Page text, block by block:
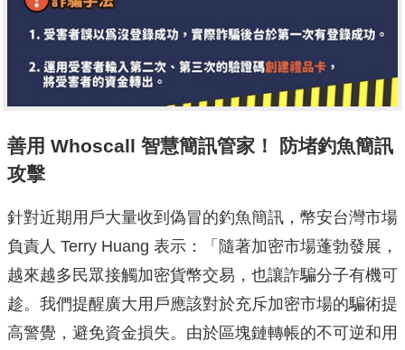
善用 Whoscall 智慧簡訊管家！ 防堵釣魚簡訊
攻擊
針對近期用戶大量收到偽冒的釣魚簡訊，幣安台灣市場
負責人 Terry Huang 表示：「隨著加密市場蓬勃發展，
越來越多民眾接觸加密貨幣交易，也讓詐騙分子有機可
趁。我們提醒廣大用戶應該對於充斥加密市場的騙術提
高警覺，避免資金損失。由於區塊鏈轉帳的不可逆和用